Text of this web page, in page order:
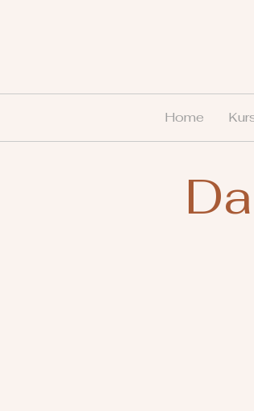
Home